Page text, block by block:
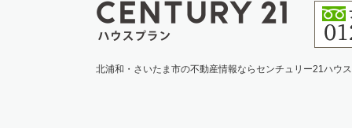
北浦和・さいたま市の不動産情報ならセンチュリー21ハウ